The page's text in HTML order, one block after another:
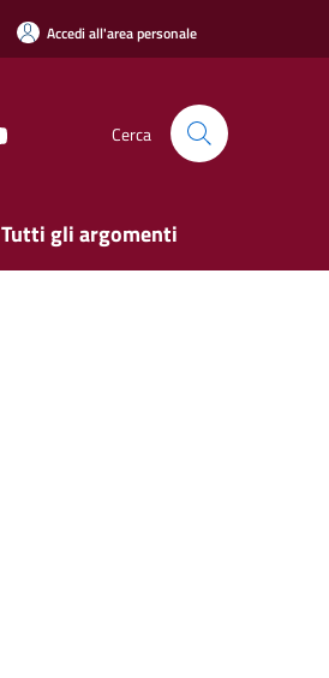
Accedi all'area personale
Cerca
Tutti gli argomenti